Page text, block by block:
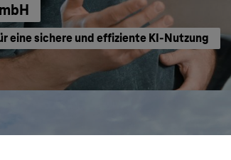
eine sichere und effiziente KI-Nutzung